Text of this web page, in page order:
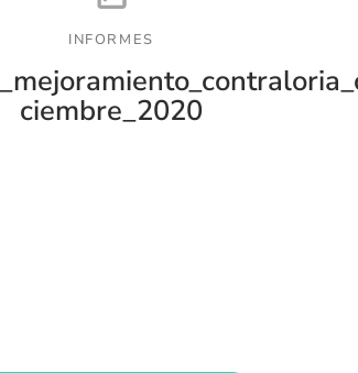
INFORMES
ciembre_2020